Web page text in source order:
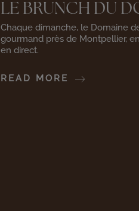
LE BRUNCH DU
Chaque dimanche, le Domaine
gourmand près de Montpellier,
en direct.
READ MORE